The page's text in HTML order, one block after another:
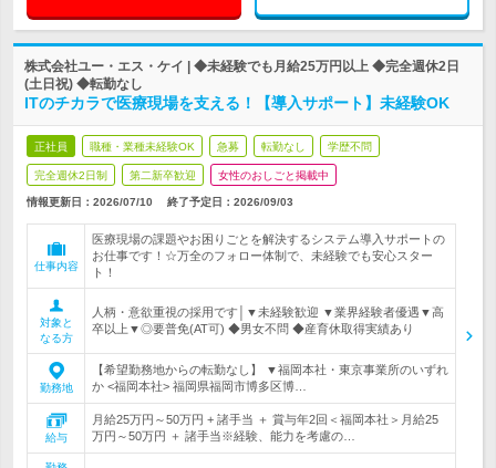
株式会社ユー・エス・ケイ | ◆未経験でも月給25万円以上 ◆完全週休2日
(土日祝) ◆転勤なし
ITのチカラで医療現場を支える！【導入サポート】未経験OK
正社員 職種・業種未経験OK 急募 転勤なし 学歴不問
完全週休2日制 第二新卒歓迎 女性のおしごと掲載中
情報更新日：2026/07/10 終了予定日： 2026/09/03
仕事内容
医療現場の課題やお困りごとを解決するシステム導入サポートの
お仕事です！☆万全のフォロー体制で、未経験でも安心スター
ト！
対象と
なる方
人柄・意欲重視の採用です│▼未経験歓迎 ▼業界経験者優遇▼高
卒以上▼◎要普免(AT可) ◆男女不問 ◆産育休取得実績あり
勤務地
【希望勤務地からの転勤なし】 ▼福岡本社・東京事業所のいずれ
か <福岡本社> 福岡県福岡市博多区博…
給与
月給25万円～50万円 + 諸手当 ＋ 賞与年2回＜福岡本社＞月給25
万円～50万円 ＋ 諸手当※経験、能力を考慮の…